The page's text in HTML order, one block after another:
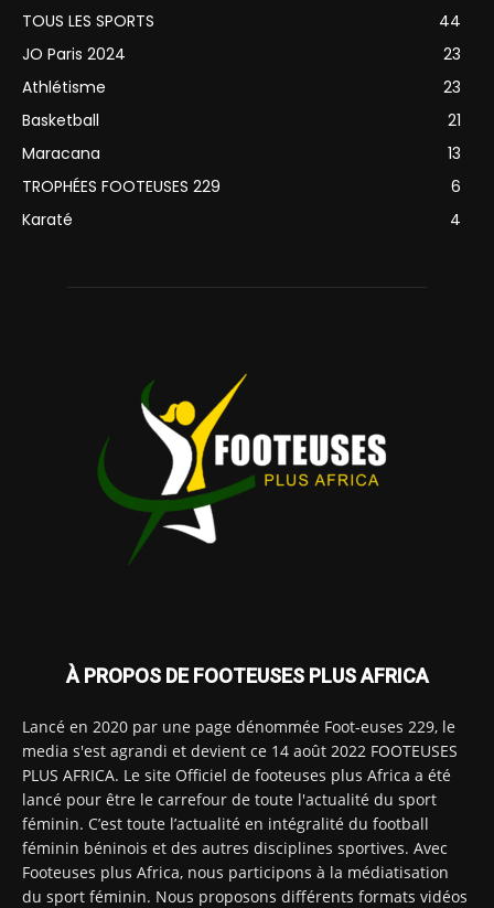
TOUS LES SPORTS
44
JO Paris 2024
23
Athlétisme
23
Basketball
21
Maracana
13
TROPHÉES FOOTEUSES 229
6
Karaté
4
À PROPOS DE FOOTEUSES PLUS AFRICA
Lancé en 2020 par une page dénommée Foot-euses 229, le
media s'est agrandi et devient ce 14 août 2022 FOOTEUSES
PLUS AFRICA. Le site Officiel de footeuses plus Africa a été
lancé pour être le carrefour de toute l'actualité du sport
féminin. C’est toute l’actualité en intégralité du football
féminin béninois et des autres disciplines sportives. Avec
Footeuses plus Africa, nous participons à la médiatisation
du sport féminin. Nous proposons différents formats vidéos